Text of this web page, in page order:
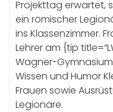
Projekttag erwartet,
ein römischer
ins Klassenzimmer.
Lehrer am {tip
Wagner-
Wissen und Humor
Frauen sowie
Legionäre.